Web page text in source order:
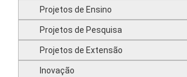
Projetos de Ensino
Projetos de Pesquisa
Projetos de Extensão
Inovação